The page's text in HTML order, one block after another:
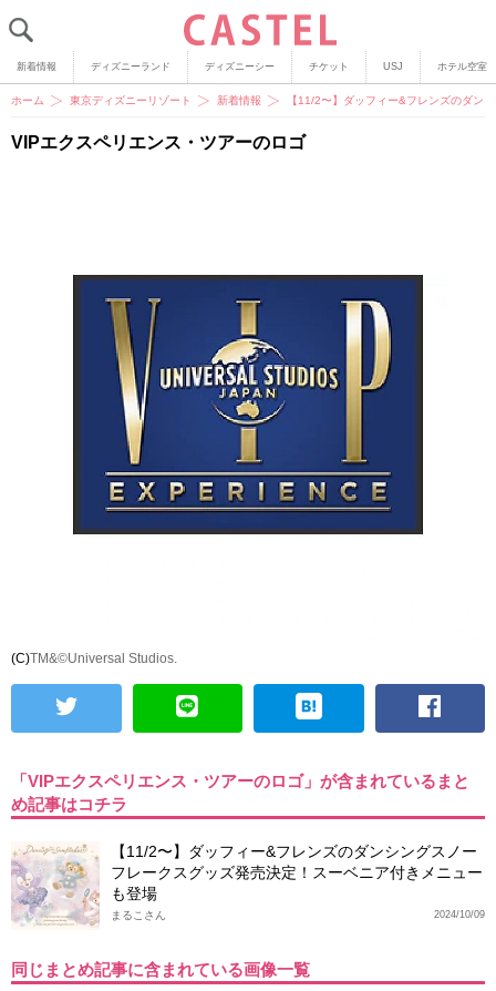
新着情報 ディズニーランド ディズニーシー チケット USJ ホテル空室
ホーム 東京ディズニーリゾート 新着情報 【11/2〜】ダッフィー&フレンズのダン
VIPエクスペリエンス・ツアーのロゴ
(C)TM&©Universal Studios.
「VIPエクスペリエンス・ツアーのロゴ」が含まれているまと
め記事はコチラ
【11/2〜】ダッフィー&フレンズのダンシングスノー
フレークスグッズ発売決定！スーベニア付きメニュー
も登場
2024/10/09
まるこさん
同じまとめ記事に含まれている画像一覧